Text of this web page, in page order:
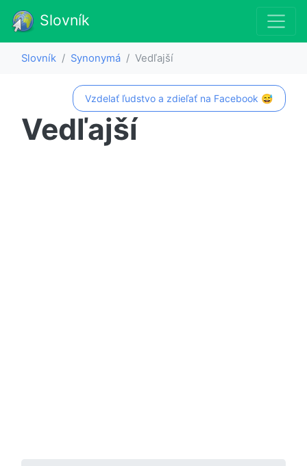
Slovník
Slovník Synonymá Vedľajší
Vzdelať ľudstvo a zdieľať na Facebook 😅
Vedľajší